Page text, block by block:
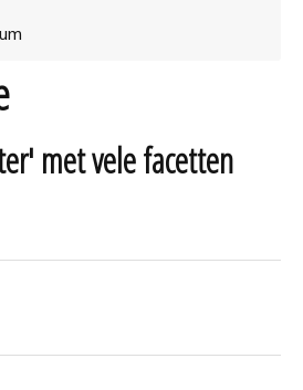
met vele facetten